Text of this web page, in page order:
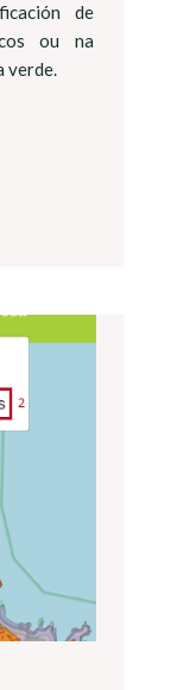
de
ou na
verde.